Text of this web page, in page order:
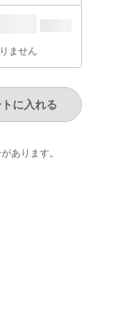
ません
トに入れる
あります。